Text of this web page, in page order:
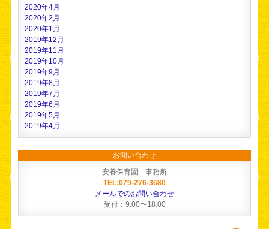
2020年4月
2020年2月
2020年1月
2019年12月
2019年11月
2019年10月
2019年9月
2019年8月
2019年7月
2019年6月
2019年5月
2019年4月
お問い合わせ
安養保育園 事務所
TEL:079-276-3680
メールでのお問い合わせ
受付：9:00〜18:00